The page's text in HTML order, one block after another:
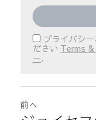
プライバシ
ださい Terms
ー.
前へ